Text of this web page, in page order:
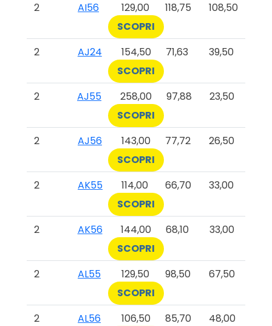
2
AI56 129,00 118,75
108,50
SCOPRI
2
AJ24 154,50 71,63
39,50
SCOPRI
2
AJ55 258,00 97,88
23,50
SCOPRI
2
AJ56 143,00 77,72
26,50
SCOPRI
2
AK55 114,00 66,70
33,00
SCOPRI
2
AK56 144,00 68,10
33,00
SCOPRI
2
AL55 129,50 98,50
67,50
SCOPRI
2
AL56 106,50 85,70
48,00